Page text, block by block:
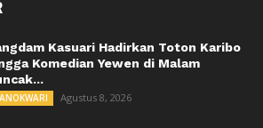
Kasuari Hadirkan Toton Karibo
Komedian Yewen di Malam
Agustus 8, 2026